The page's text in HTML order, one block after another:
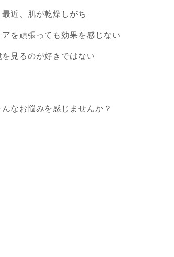
最近、肌が乾燥しがち
アを頑張っても効果を感じない
を見るのが好きではない
なお悩みを感じませんか？